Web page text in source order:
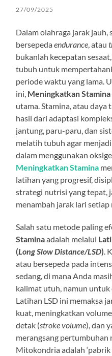
27/09/2025
Dalam olahraga jarak jauh,
bersepedaendurance , atau
bukanlah kecepatan
tubuh untuk
periode waktu yang lama.
ini, Meningkatkan Stamina
utama. Stamina, atau daya
hasil dari adaptasi
jantung, paru-paru, dan
melatih tubuh agar
dalam menggunakan
Meningkatkan Stamina
latihan yang progresif,
strategi nutrisi yang tepat,
menambah jarak lari setiap
Salah satu metode paling
Staminaadalah melalui
(Long Slow Distance/LSD) .
atau bersepeda pada
sedang, di mana Anda
kalimat utuh, namun untuk
Latihan LSD ini memaksa
kuat, meningkatkan
detak (stroke volume), dan
merangsang pertumbuhan
Mitokondria adalah ‘pabrik